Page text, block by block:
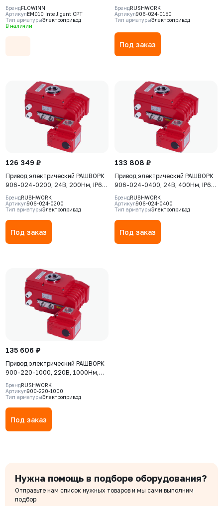
380В, IP68, S2-15min, датчик
положения 4-20 мA
БрендFLOWINN
АртикулEMD10 Intelligent CPT
Тип арматурыЭлектропривод
В наличии
30сек
БрендRUSHWORK
Артикул906-024-0150
Тип арматурыЭлектропривод
Под заказ
126 349 ₽
Привод электрический РАШВОРК
906-024-0200, 24В, 200Нм, IP67,
30сек
БрендRUSHWORK
Артикул906-024-0200
Тип арматурыЭлектропривод
Под заказ
133 808 ₽
Привод электрический РАШВОРК
906-024-0400, 24В, 400Нм, IP67,
30сек
БрендRUSHWORK
Артикул906-024-0400
Тип арматурыЭлектропривод
Под заказ
135 606 ₽
Привод электрический РАШВОРК
900-220-1000, 220В, 1000Нм,
IP67, 40сек
БрендRUSHWORK
Артикул900-220-1000
Тип арматурыЭлектропривод
Под заказ
Нужна помощь в подборе оборудования?
Отправьте нам список нужных товаров и мы сами выполним
подбор